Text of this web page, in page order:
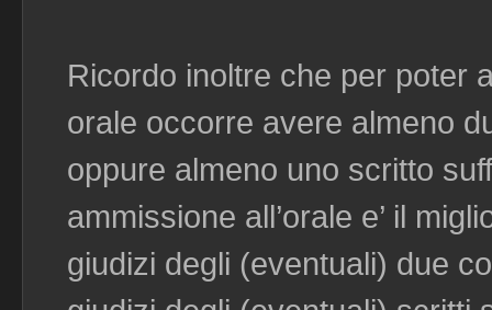
Ricordo inoltre che per poter
orale occorre avere almeno
oppure almeno uno scritto
ammissione all’orale e’ il
giudizi degli (eventuali) due